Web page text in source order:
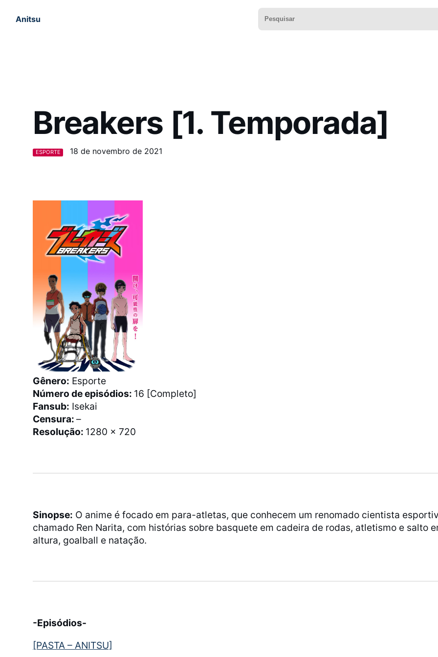
Anitsu
Breakers [1. Temporada]
ESPORTE 18 de novembro de 2021
Gênero: Esporte
Número de episódios: 16 [Completo]
Fansub: Isekai
Censura:–
Resolução: 1280 x 720
Sinopse: O anime é focado em para-atletas, que conhecem um renomado cientista
chamado Ren Narita, com histórias sobre basquete em cadeira de rodas, atletismo e salto
altura, goalball e natação.
-Episódios-
[PASTA – ANITSU]